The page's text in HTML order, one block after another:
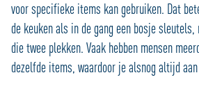
voor specifieke items kan gebruiken. Dat
de keuken als in de gang een bosje sleutels,
die twee plekken. Vaak hebben mensen
dezelfde items, waardoor je alsnog altijd